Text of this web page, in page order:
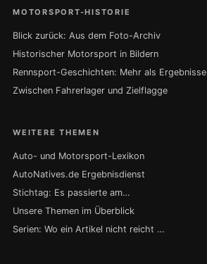
MOTORSPORT-HISTORIE
Blick zurück: Aus dem Foto-Archiv
Historischer Motorsport in Bildern
Rennsport-Geschichten: Mehr als Ergebnisse
Zwischen Fahrerlager und Zielflagge
WEITERE THEMEN
Auto- und Motorsport-Lexikon
AutoNatives.de Ergebnisdienst
Stichtag: Es passierte am…
Unsere Themen im Überblick
Serien: Wo ein Artikel nicht reicht …